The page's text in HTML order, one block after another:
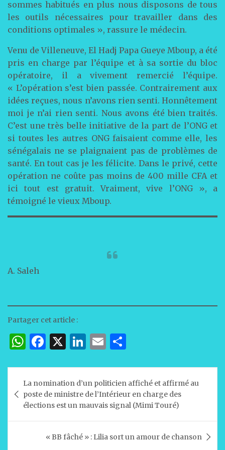
sommes habitués en plus nous disposons de tous
les outils nécessaires pour travailler dans des
conditions optimales », rassure le médecin.
Venu de Villeneuve, El Hadj Papa Gueye Mboup, a été
pris en charge par l’équipe et à sa sortie du bloc
opératoire, il a vivement remercié l’équipe.
« L’opération s’est bien passée. Contrairement aux
idées reçues, nous n’avons rien senti. Honnêtement
moi je n’ai rien senti. Nous avons été bien traités.
C’est une très belle initiative de la part de l’ONG et
si toutes les autres ONG faisaient comme elle, les
sénégalais ne se plaignaient pas de problèmes de
santé. En tout cas je les félicite. Dans le privé, cette
opération ne coûte pas moins de 400 mille CFA et
ici tout est gratuit. Vraiment, vive l’ONG », a
témoigné le vieux Mboup.
A. Saleh
Partager cet article :
W
at
s
A
p
F
c
e
b
o
o
X Li
k
e
dI
n
E
ai
l
ta
g
er
de
l’article
La nomination d’un politicien affiché et affirmé au
poste de ministre de l’Intérieur en charge des
élections est un mauvais signal (Mimi Touré)
« BB fâché » : Lilia sort un amour de chanson